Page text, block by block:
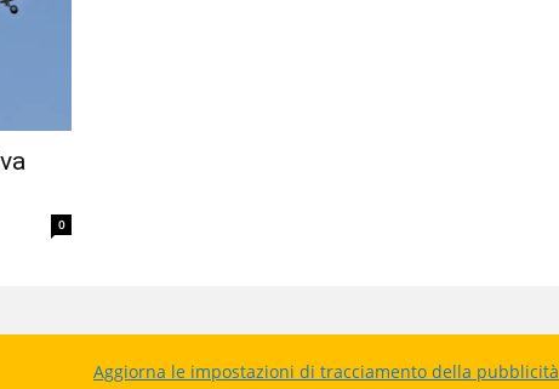
0
Aggiorna le impostazioni di tracciamento della pubblicità